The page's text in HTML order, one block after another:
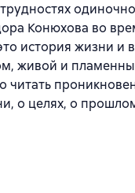
Конюхова во
история жизни
живой и
о целях, о